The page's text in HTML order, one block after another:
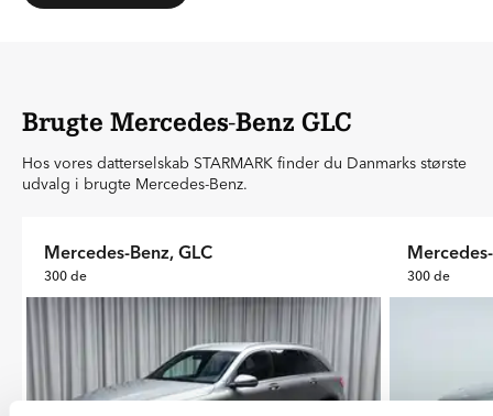
Brugte Mercedes-Benz GLC
Hos vores datterselskab STARMARK finder du Danmarks største
udvalg i brugte Mercedes-Benz.
Mercedes-Benz, GLC
300 de 300 de